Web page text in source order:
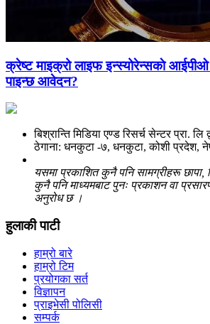
क्रेष्ट माइक्रो लाइफ इन्स्योरेन्सकाे
पाइन्छ आवेदन?
बिश्रान्ति मिडिया एण्ड रिसर्च सेन्टर प्रा. लि
ठेगाना: धनकुटा -७, धनकुटा, कोशी प्रदेश,
यसमा प्रकाशित कुनै पनि सामग्रीहरू छापा,
कुनै पनि माध्यमबाट पुनः प्रकाशन वा
अनुरोध छ ।
हुलाकी पाटी
हाम्रो बारे
हाम्रो टिम
प्रयोगका सर्त
विज्ञापन
प्राइभेसी पोलिसी
सम्पर्क